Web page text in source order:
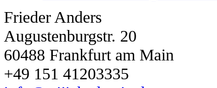
Frieder Anders
Augustenburgstr. 20
60488 Frankfurt am Main
+49 151 41203335